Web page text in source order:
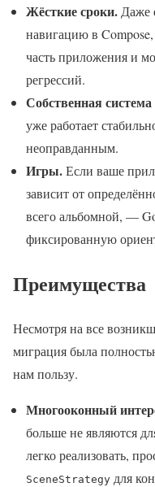
Жёсткие сроки. Даже
навигацию в
часть приложения и
регрессий.
Собственная
уже работает
неоправданным.
Игры.Если ваше
зависит от
всего альбомной, —
фиксированную
Преимущества
Несмотря на все
миграция была
нам пользу.
Многооконный
больше не являются
легко реализовать,
SceneStrategy для